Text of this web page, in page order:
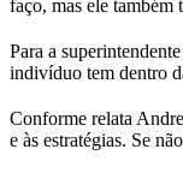
faço, mas ele também
Para a
indivíduo tem dentro
Conforme relata
e às estratégias. Se